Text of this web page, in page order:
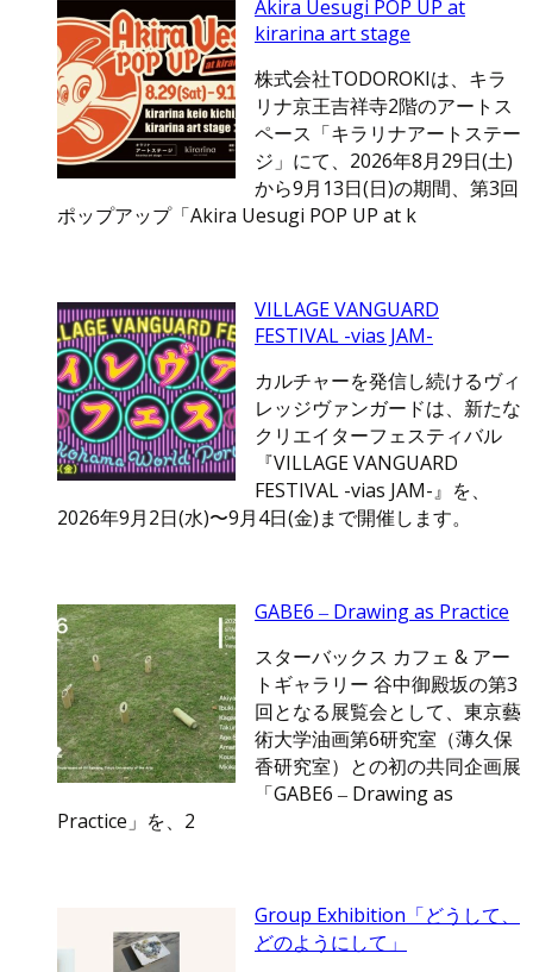
Akira Uesugi POP UP at
kirarina art stage
株式会社TODOROKIは、キラ
リナ京王吉祥寺2階のアートス
ペース「キラリナアートステー
ジ」にて、2026年8月29日(土)
から9月13日(日)の期間、第3回
ポップアップ「Akira Uesugi POP UP at k
VILLAGE VANGUARD
FESTIVAL -vias JAM-
カルチャーを発信し続けるヴィ
レッジヴァンガードは、新たな
クリエイターフェスティバル
『VILLAGE VANGUARD
FESTIVAL -vias JAM-』を、
2026年9月2日(水)〜9月4日(金)まで開催します。
GABE6 ‒ Drawing as Practice
スターバックス カフェ & アー
トギャラリー 谷中御殿坂の第3
回となる展覧会として、東京藝
術大学油画第6研究室（薄久保
香研究室）との初の共同企画展
「GABE6 ‒ Drawing as
Practice」を、2
Group Exhibition「どうして、
どのようにして」